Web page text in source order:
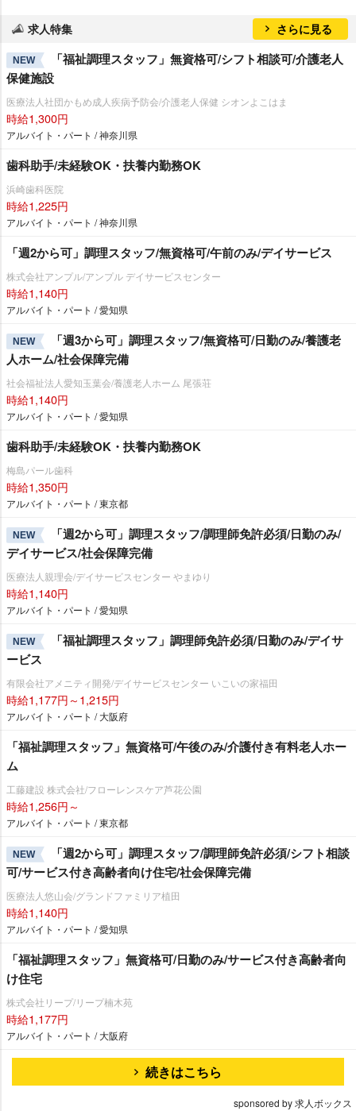
求人特集 さらに見る
NEW
「福祉調理スタッフ」無資格可/シフト相談可/介護老人
保健施設
医療法人社団かもめ成人疾病予防会/介護老人保健 シオンよこはま
時給1,300円
アルバイト・パート / 神奈川県
歯科助手/未経験OK・扶養内勤務OK
浜崎歯科医院
時給1,225円
アルバイト・パート / 神奈川県
「週2から可」調理スタッフ/無資格可/午前のみ/デイサービス
株式会社アンプル/アンプル デイサービスセンター
時給1,140円
アルバイト・パート / 愛知県
NEW
「週3から可」調理スタッフ/無資格可/日勤のみ/養護老
人ホーム/社会保障完備
社会福祉法人愛知玉葉会/養護老人ホーム 尾張荘
時給1,140円
アルバイト・パート / 愛知県
歯科助手/未経験OK・扶養内勤務OK
梅島パール歯科
時給1,350円
アルバイト・パート / 東京都
NEW
「週2から可」調理スタッフ/調理師免許必須/日勤のみ/
デイサービス/社会保障完備
医療法人親理会/デイサービスセンター やまゆり
時給1,140円
アルバイト・パート / 愛知県
NEW
「福祉調理スタッフ」調理師免許必須/日勤のみ/デイサ
ービス
有限会社アメニティ開発/デイサービスセンター いこいの家福田
時給1,177円～1,215円
アルバイト・パート / 大阪府
「福祉調理スタッフ」無資格可/午後のみ/介護付き有料老人ホー
ム
工藤建設 株式会社/フローレンスケア芦花公園
時給1,256円～
アルバイト・パート / 東京都
NEW
「週2から可」調理スタッフ/調理師免許必須/シフト相談
可/サービス付き高齢者向け住宅/社会保障完備
医療法人悠山会/グランドファミリア植田
時給1,140円
アルバイト・パート / 愛知県
「福祉調理スタッフ」無資格可/日勤のみ/サービス付き高齢者向
け住宅
株式会社リープ/リープ楠木苑
時給1,177円
アルバイト・パート / 大阪府
続きはこちら
sponsored by 求人ボックス